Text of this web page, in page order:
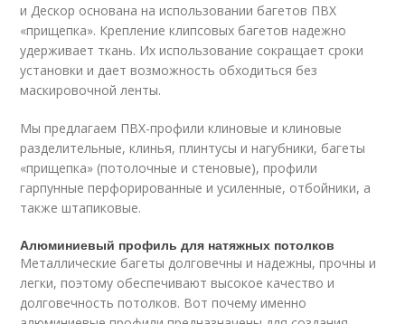
и Дескор основана на использовании багетов ПВХ
«прищепка». Крепление клипсовых багетов надежно
удерживает ткань. Их использование сокращает сроки
установки и дает возможность обходиться без
маскировочной ленты.
Мы предлагаем ПВХ-профили клиновые и клиновые
разделительные, клинья, плинтусы и нагубники, багеты
«прищепка» (потолочные и стеновые), профили
гарпунные перфорированные и усиленные, отбойники, а
также штапиковые.
Алюминиевый профиль для натяжных потолков
Металлические багеты долговечны и надежны, прочны и
легки, поэтому обеспечивают высокое качество и
долговечность потолков. Вот почему именно